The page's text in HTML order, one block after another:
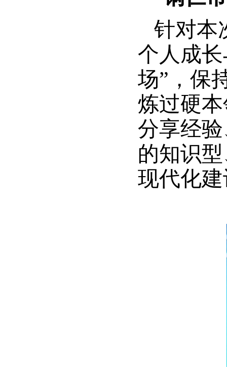
针对本
个人成
场”，保
炼过硬
分享经
的知识
现代化